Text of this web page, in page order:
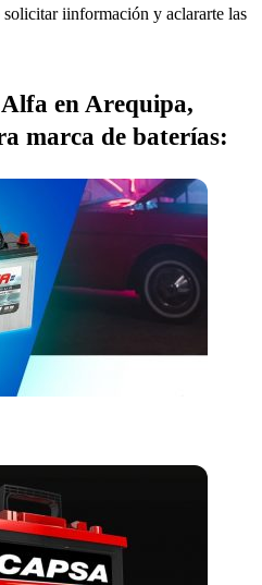
iinformación y aclararte las
en Arequipa,
marca de baterías: